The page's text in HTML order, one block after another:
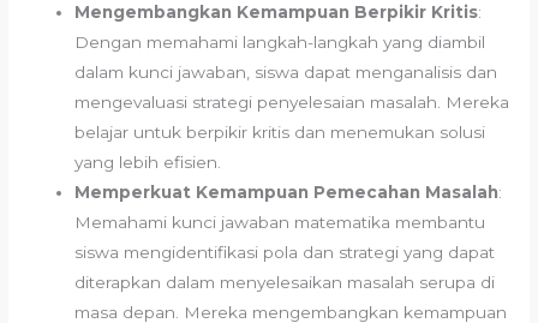
Mengembangkan Kemampuan Berpikir Kritis:
Dengan memahami langkah-langkah yang diambil
dalam kunci jawaban, siswa dapat menganalisis dan
mengevaluasi strategi penyelesaian masalah. Mereka
belajar untuk berpikir kritis dan menemukan solusi
yang lebih efisien.
Memperkuat Kemampuan Pemecahan Masalah:
Memahami kunci jawaban matematika membantu
siswa mengidentifikasi pola dan strategi yang dapat
diterapkan dalam menyelesaikan masalah serupa di
masa depan. Mereka mengembangkan kemampuan